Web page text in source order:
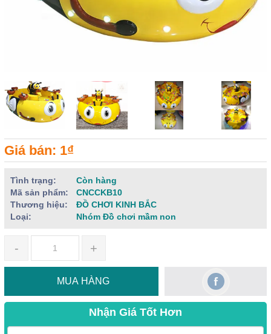
Giá bán: 1₫
Tình trạng:
Còn hàng
Mã sản phẩm:
CNCCKB10
Thương hiệu:
ĐỒ CHƠI KINH BẮC
Loại:
Nhóm Đồ chơi mầm non
- +
MUA HÀNG
Nhận Giá Tốt Hơn